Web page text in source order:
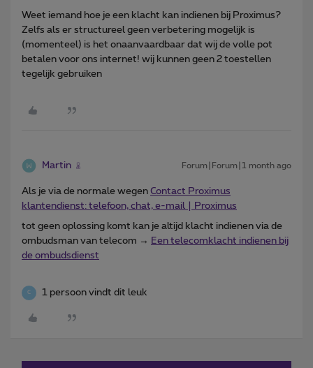
Weet iemand hoe je een klacht kan indienen bij Proximus?
Zelfs als er structureel geen verbetering mogelijk is
(momenteel) is het onaanvaardbaar dat wij de volle pot
betalen voor ons internet! wij kunnen geen 2 toestellen
tegelijk gebruiken
Martin Forum|Forum|1 month ago
Als je via de normale wegen Contact Proximus
klantendienst: telefoon, chat, e-mail | Proximus
tot geen oplossing komt kan je altijd klacht indienen via de
ombudsman van telecom → Een telecomklacht indienen bij
de ombudsdienst
C 1 persoon vindt dit leuk